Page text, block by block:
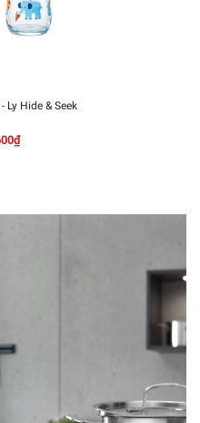
Ly Hide & Seek